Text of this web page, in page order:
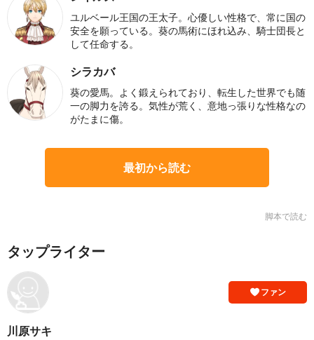
ユルベール王国の王太子。心優しい性格で、常に国の
安全を願っている。葵の馬術にほれ込み、騎士団長と
して任命する。
シラカバ
葵の愛馬。よく鍛えられており、転生した世界でも随
一の脚力を誇る。気性が荒く、意地っ張りな性格なの
がたまに傷。
最初から読む
脚本で読む
タップライター
ファン
川原サキ